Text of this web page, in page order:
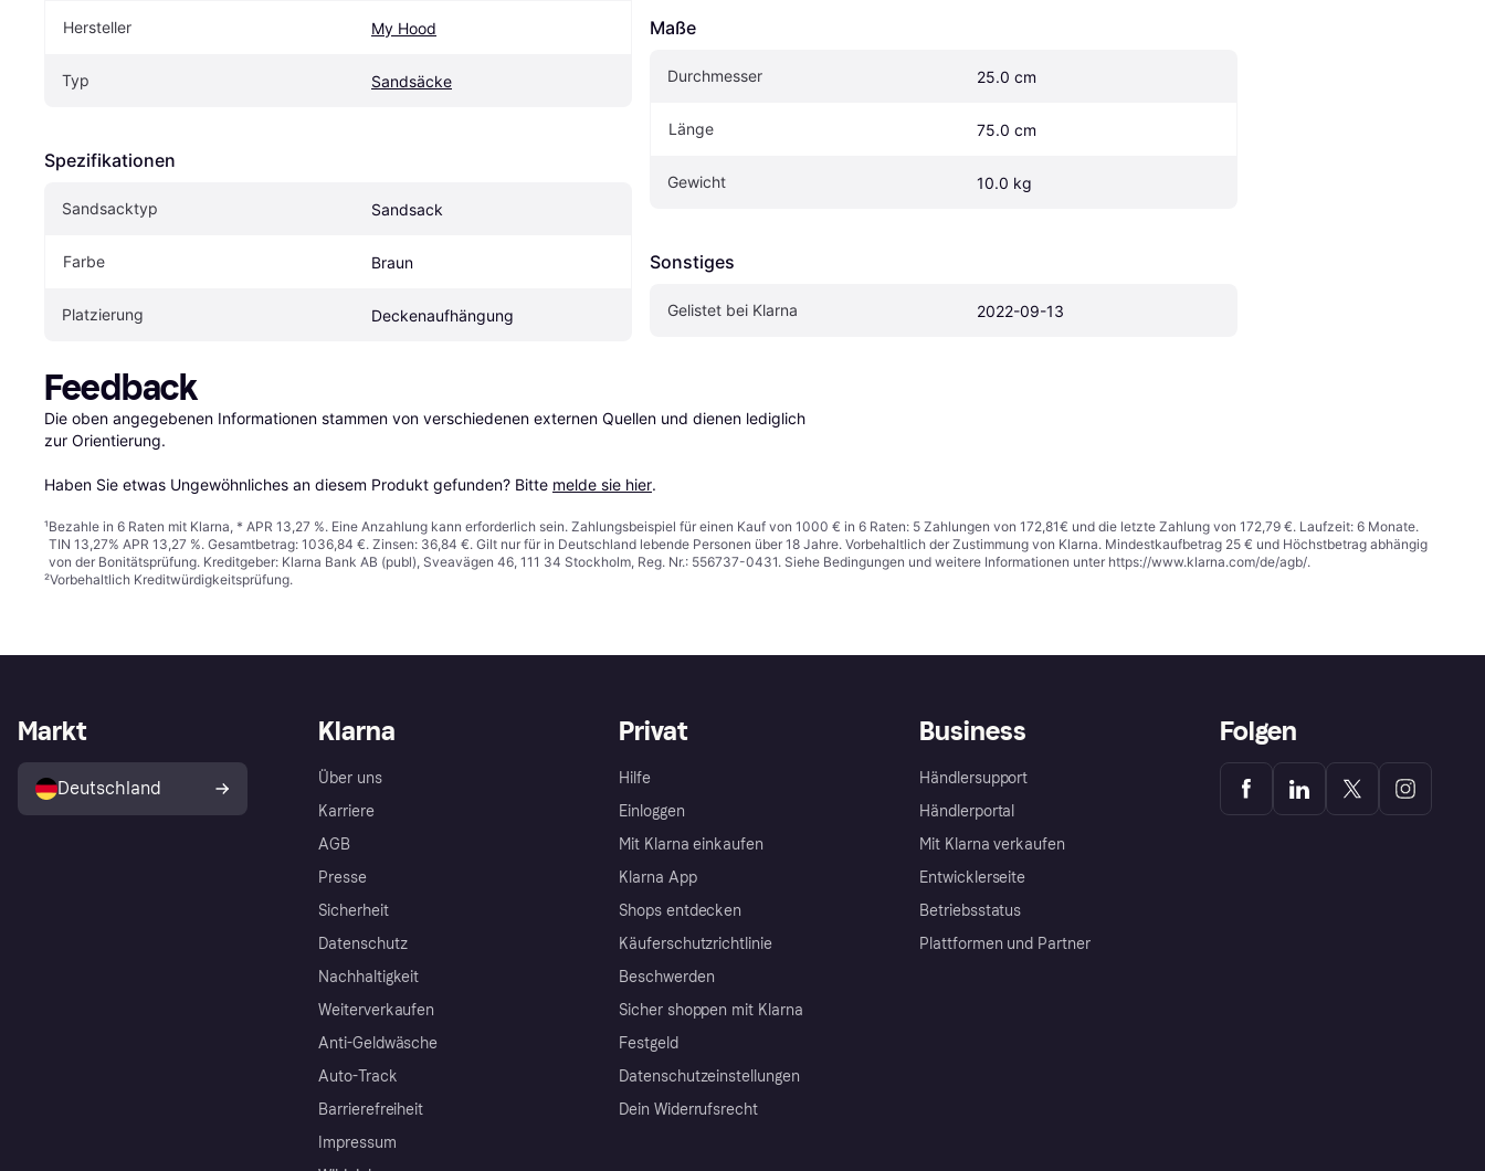
Hersteller My Hood
Typ Sandsäcke
Spezifikationen
Sandsacktyp Sandsack
Farbe Braun
Platzierung Deckenaufhängung
Maße
Durchmesser 25.0 cm
Länge 75.0 cm
Gewicht 10.0 kg
Sonstiges
Gelistet bei Klarna 2022-09-13
Feedback
Die oben angegebenen Informationen stammen von verschiedenen externen Quellen und dienen lediglich
zur Orientierung.
Haben Sie etwas Ungewöhnliches an diesem Produkt gefunden? Bitte melde sie hier.
¹Bezahle in 6 Raten mit Klarna, * APR 13,27 %. Eine Anzahlung kann erforderlich sein. Zahlungsbeispiel für einen Kauf von 1000 € in 6 Raten: 5 Zahlungen von 172,81€ und die letzte Zahlung von 172,79 €. Laufzeit: 6 Monate.
TIN 13,27% APR 13,27 %. Gesamtbetrag: 1036,84 €. Zinsen: 36,84 €. Gilt nur für in Deutschland lebende Personen über 18 Jahre. Vorbehaltlich der Zustimmung von Klarna. Mindestkaufbetrag 25 € und Höchstbetrag abhängig
von der Bonitätsprüfung. Kreditgeber: Klarna Bank AB (publ), Sveavägen 46, 111 34 Stockholm, Reg. Nr.: 556737-0431. Siehe Bedingungen und weitere Informationen unter https://www.klarna.com/de/agb/.
²Vorbehaltlich Kreditwürdigkeitsprüfung.
Klarna
Über uns
Karriere
AGB
Presse
Sicherheit
Datenschutz
Nachhaltigkeit
Weiterverkaufen
Anti-Geldwäsche
Auto-Track
Barrierefreiheit
Impressum
Privat
Hilfe
Einloggen
Mit Klarna einkaufen
Klarna App
Shops entdecken
Käuferschutzrichtlinie
Beschwerden
Sicher shoppen mit Klarna
Festgeld
Datenschutzeinstellungen
Dein Widerrufsrecht
Business
Händlersupport
Händlerportal
Mit Klarna verkaufen
Entwicklerseite
Betriebsstatus
Plattformen und Partner
Markt
Deutschland
Folgen